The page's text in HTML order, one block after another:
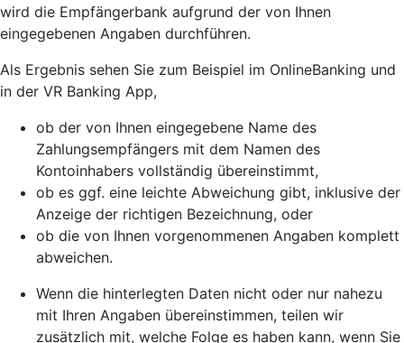
wird die Empfängerbank aufgrund der von Ihnen
eingegebenen Angaben durchführen.
Als Ergebnis sehen Sie zum Beispiel im OnlineBanking und
in der VR Banking App,
ob der von Ihnen eingegebene Name des
Zahlungsempfängers mit dem Namen des
Kontoinhabers vollständig übereinstimmt,
ob es ggf. eine leichte Abweichung gibt, inklusive der
Anzeige der richtigen Bezeichnung, oder
ob die von Ihnen vorgenommenen Angaben komplett
abweichen.
Wenn die hinterlegten Daten nicht oder nur nahezu
mit Ihren Angaben übereinstimmen, teilen wir
zusätzlich mit, welche Folge es haben kann, wenn Sie